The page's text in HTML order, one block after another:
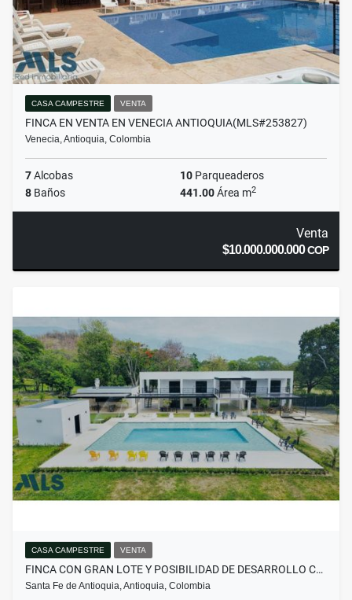
CASA CAMPESTRE VENTA
FINCA EN VENTA EN VENECIA ANTIOQUIA(MLS#253827)
Venecia, Antioquia, Colombia
7Alcobas 10 Parqueaderos
8 Baños 441.00Área m2
Venta
$10.000.000.000COP
CASA CAMPESTRE VENTA
FINCA CON GRAN LOTE Y POSIBILIDAD DE DESARROLLO C…
Santa Fe de Antioquia, Antioquia, Colombia